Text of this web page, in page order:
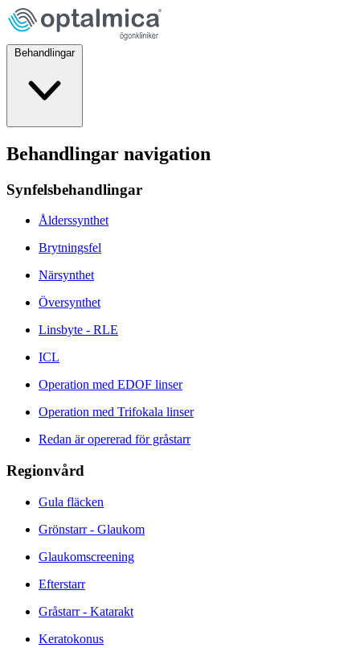
Behandlingar
Behandlingar navigation
Synfelsbehandlingar
Ålderssynthet
Brytningsfel
Närsynthet
Översynthet
Linsbyte - RLE
ICL
Operation med EDOF linser
Operation med Trifokala linser
Redan är opererad för gråstarr
Regionvård
Gula fläcken
Grönstarr - Glaukom
Glaukomscreening
Efterstarr
Gråstarr - Katarakt
Keratokonus